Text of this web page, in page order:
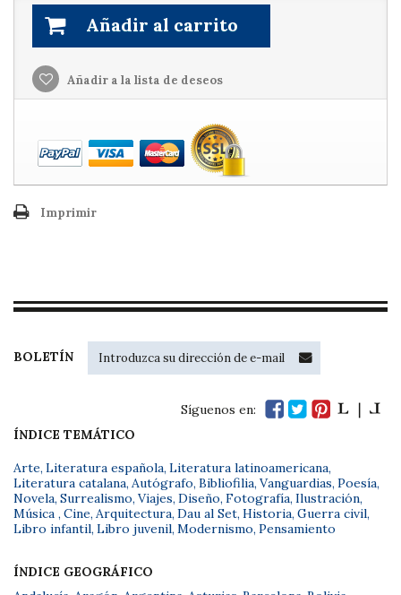
Añadir al carrito
Añadir a la lista de deseos
Imprimir
BOLETÍN
Síguenos en:
ÍNDICE TEMÁTICO
Arte, Literatura española, Literatura latinoamericana,
Literatura catalana, Autógrafo, Bibliofilia, Vanguardias, Poesía,
Novela, Surrealismo, Viajes, Diseño, Fotografía, Ilustración,
Música , Cine, Arquitectura, Dau al Set, Historia, Guerra civil,
Libro infantil, Libro juvenil, Modernismo, Pensamiento
ÍNDICE GEOGRÁFICO